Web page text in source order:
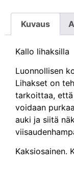
Kuvaus
Kallo lihaksilla
Luonnollisen
Lihakset on
tarkoittaa,
voidaan
auki ja siitä
Kaksiosainen.